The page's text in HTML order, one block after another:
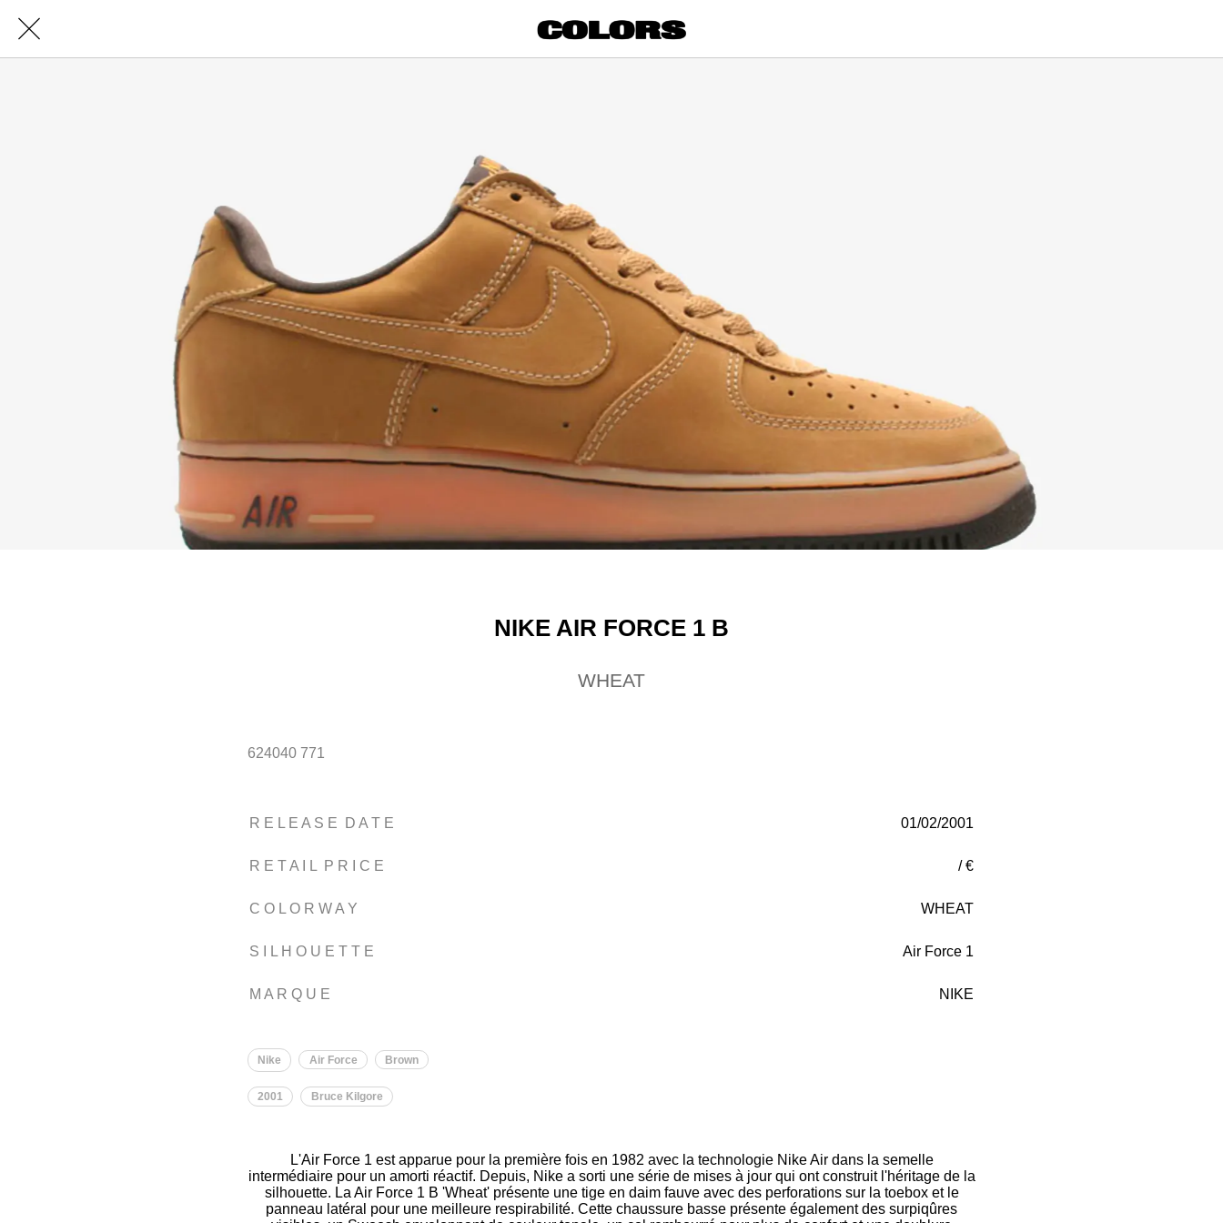
NIKE AIR FORCE 1 B
WHEAT
624040 771
R E L E A S E D A T E 01/02/2001
R E T A I L P R I C E / €
C O L O R W A Y WHEAT
S I L H O U E T T E Air Force 1
M A R Q U E NIKE
Nike Air Force Brown
2001 Bruce Kilgore
L'Air Force 1 est apparue pour la première fois en 1982 avec la technologie Nike Air dans la semelle
intermédiaire pour un amorti réactif. Depuis, Nike a sorti une série de mises à jour qui ont construit l'héritage de la
silhouette. La Air Force 1 B 'Wheat' présente une tige en daim fauve avec des perforations sur la toebox et le
panneau latéral pour une meilleure respirabilité. Cette chaussure basse présente également des surpiqûres